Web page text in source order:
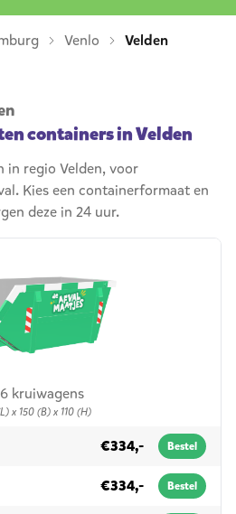
Venlo Velden
containers in Velden
in regio Velden, voor
Kies een containerformaat en
deze in 24 uur.
kruiwagens
x 150 (B) x 110 (H)
€334,- Bestel
€334,- Bestel